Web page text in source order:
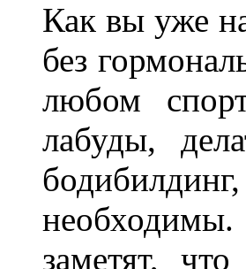
Как вы уже
без
любом
лабуды,
заметят,